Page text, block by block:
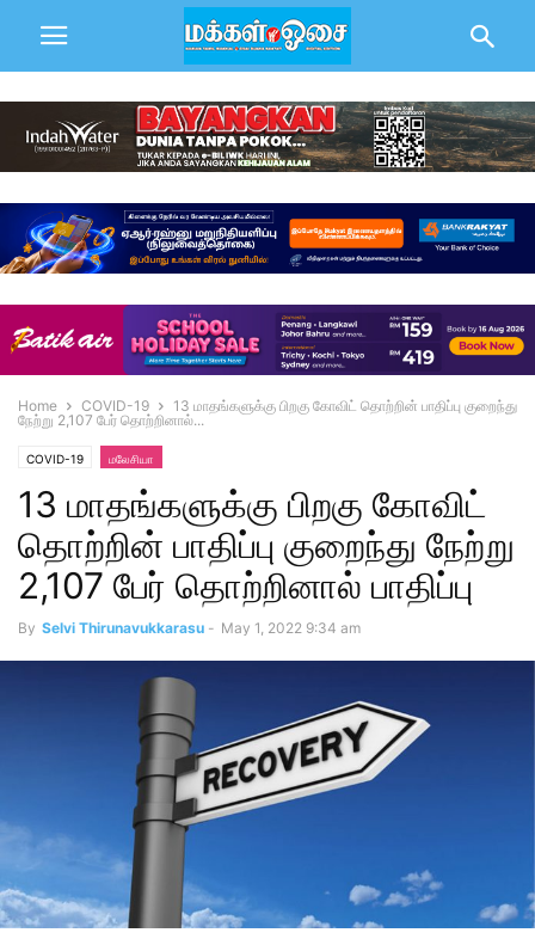
Home COVID-19
13 மாதங்களுக்கு பிறகு கோவிட் தொற்றின் பாதிப்பு குறைந்து
நேற்று 2,107 பேர் தொற்றினால்...
COVID-19 மலேசியா
13 மாதங்களுக்கு பிறகு கோவிட்
தொற்றின் பாதிப்பு குறைந்து நேற்று
2,107 பேர் தொற்றினால் பாதிப்பு
By Selvi Thirunavukkarasu - May 1, 2022 9:34 am